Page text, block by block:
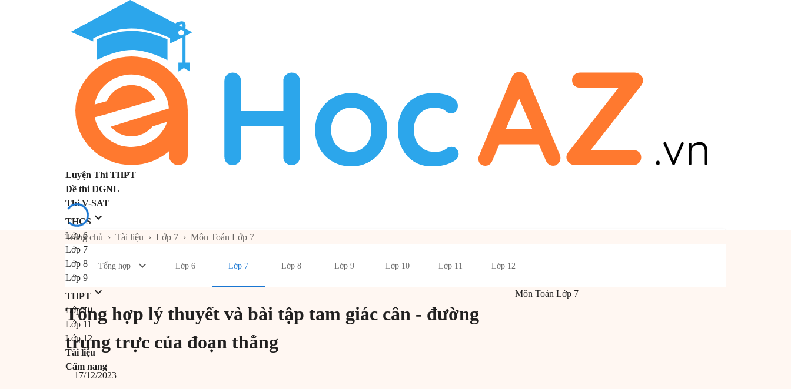
Luyện Thi THPT
Đề thi ĐGNL
Thi V-SAT
THCS
Lớp 6
Lớp 7
Lớp 8
Lớp 9
THPT
Lớp 10
Lớp 11
Lớp 12
Tài liệu
Cẩm nang
Trang chủ › Tài liệu › Lớp 7 › Môn Toán Lớp 7
Tổng hợp Lớp 6 Lớp 7 Lớp 8 Lớp 9 Lớp 10 Lớp 11 Lớp 12
Tổng hợp lý thuyết và bài tập tam giác cân - đường
trung trực của đoạn thẳng
17/12/2023
Môn Toán Lớp 7